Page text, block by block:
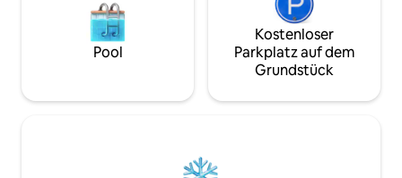
Pool
Kostenloser
Parkplatz auf dem
Grundstück